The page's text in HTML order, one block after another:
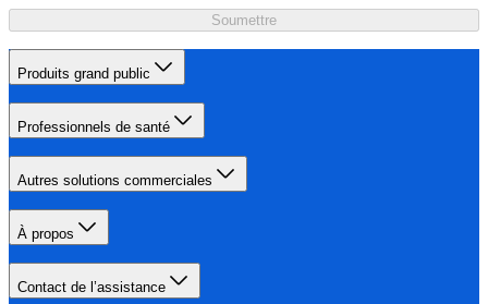
Soumettre
Produits grand public
Professionnels de santé
Autres solutions commerciales
À propos
Contact de l’assistance